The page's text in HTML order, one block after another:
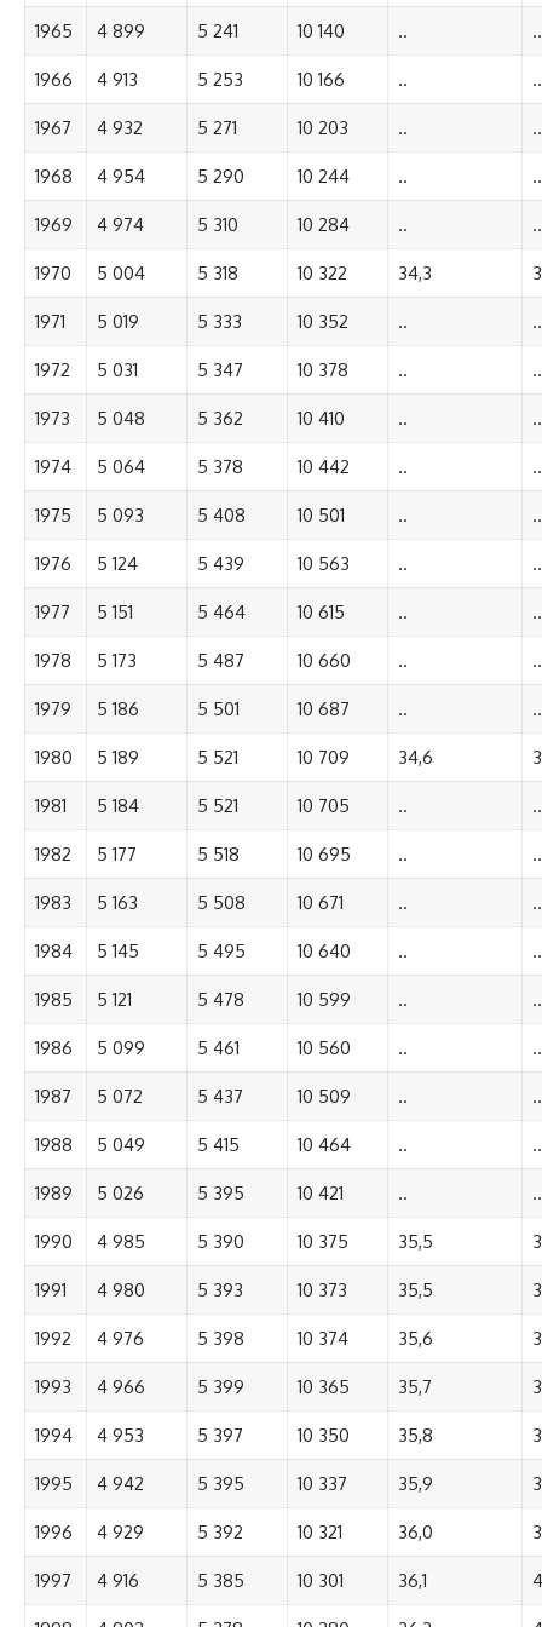
1965 4 899 5 241 10 140 .. ..
1966 4 913 5 253 10 166 .. ..
1967 4 932 5 271 10 203 .. ..
1968 4 954 5 290 10 244 .. ..
1969 4 974 5 310 10 284 .. ..
1970 5 004 5 318 10 322 34,3
1971 5 019 5 333 10 352 .. ..
1972 5 031 5 347 10 378 .. ..
1973 5 048 5 362 10 410 .. ..
1974 5 064 5 378 10 442 .. ..
1975 5 093 5 408 10 501 .. ..
1976 5 124 5 439 10 563 .. ..
1977 5 151 5 464 10 615 .. ..
1978 5 173 5 487 10 660 .. ..
1979 5 186 5 501 10 687 .. ..
1980 5 189 5 521 10 709 34,6
1981 5 184 5 521 10 705 .. ..
1982 5 177 5 518 10 695 .. ..
1983 5 163 5 508 10 671 .. ..
1984 5 145 5 495 10 640 .. ..
1985 5 121 5 478 10 599 .. ..
1986 5 099 5 461 10 560 .. ..
1987 5 072 5 437 10 509 .. ..
1988 5 049 5 415 10 464 .. ..
1989 5 026 5 395 10 421 .. ..
1990 4 985 5 390 10 375 35,5
1991 4 980 5 393 10 373 35,5
1992 4 976 5 398 10 374 35,6
1993 4 966 5 399 10 365 35,7
1994 4 953 5 397 10 350 35,8
1995 4 942 5 395 10 337 35,9
1996 4 929 5 392 10 321 36,0
1997 4 916 5 385 10 301 36,1